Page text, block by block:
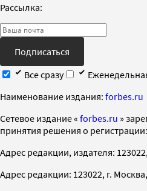
Рассылка:
Подписаться
Все сразу
Наименование издания: forbes.ru
Cетевое издание « forbes.ru »
принятия решения о
Адрес редакции, издателя:
Адрес редакции: 123022, г.